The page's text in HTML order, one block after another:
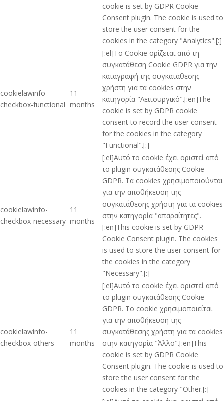
cookie is set by GDPR Cookie
Consent plugin. The cookie is used to
store the user consent for the
cookies in the category "Analytics".[:]
cookielawinfo-
checkbox-functional
11
months
[:el]Το Cookie ορίζεται από τη
συγκατάθεση Cookie GDPR για την
καταγραφή της συγκατάθεσης
χρήστη για τα cookies στην
κατηγορία "Λειτουργικό".[:en]The
cookie is set by GDPR cookie
consent to record the user consent
for the cookies in the category
"Functional".[:]
cookielawinfo-
checkbox-necessary
11
months
[:el]Αυτό το cookie έχει οριστεί από
το plugin συγκατάθεσης Cookie
GDPR. Τα cookies χρησιμοποιούνται
για την αποθήκευση της
συγκατάθεσης χρήστη για τα cookies
στην κατηγορία "απαραίτητες".
[:en]This cookie is set by GDPR
Cookie Consent plugin. The cookies
is used to store the user consent for
the cookies in the category
"Necessary".[:]
cookielawinfo-
checkbox-others
11
months
[:el]Αυτό το cookie έχει οριστεί από
το plugin συγκατάθεσης Cookie
GDPR. Το cookie χρησιμοποιείται
για την αποθήκευση της
συγκατάθεσης χρήστη για τα cookies
στην κατηγορία "Άλλο".[:en]This
cookie is set by GDPR Cookie
Consent plugin. The cookie is used to
store the user consent for the
cookies in the category "Other.[:]